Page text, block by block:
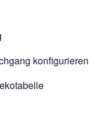
konfigurieren